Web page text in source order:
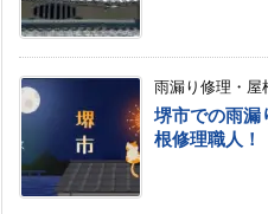
雨漏り修理・屋
堺市での雨漏
根修理職人！